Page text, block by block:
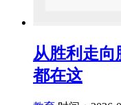
从胜利走向
都在这